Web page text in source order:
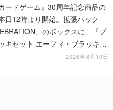
ードゲーム』30周年記念商品の
日12時より開始。拡張パック
」のボックスに、「プ
キセット エーフィ・ブラッキ
BOX」の計3商品2026年8月10日